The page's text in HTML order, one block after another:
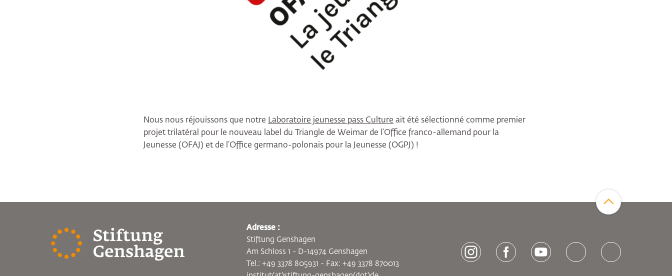
Nous nous réjouissons que notre Laboratoire jeunesse pass Culture ait été sélectionné comme premier
projet trilatéral pour le nouveau label du Triangle de Weimar de l’Office franco-allemand pour la
Jeunesse (OFAJ) et de l’Office germano-polonais pour la Jeunesse (OGPJ) !
[socialLinksTitle]
Adresse :
Stiftung Genshagen
Am Schloss 1 - D-14974 Genshagen
Tel.: +49 3378 805931 - Fax: +49 3378 870013